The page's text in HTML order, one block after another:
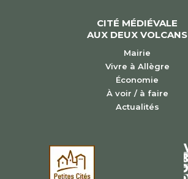
CITÉ MÉDIÉVALE
AUX DEUX VOLCANS
Mairie
Vivre à Allègre
Économie
À voir / à faire
Actualités